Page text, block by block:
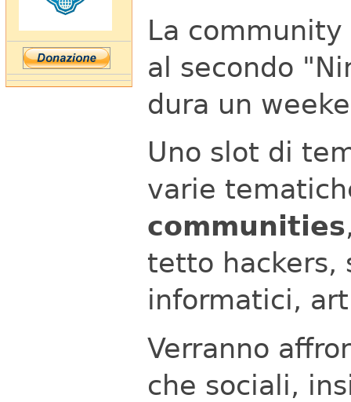
La
al secondo
dura un
Uno slot di
varie
communities
tetto hackers,
informatici,
Verranno
che sociali,